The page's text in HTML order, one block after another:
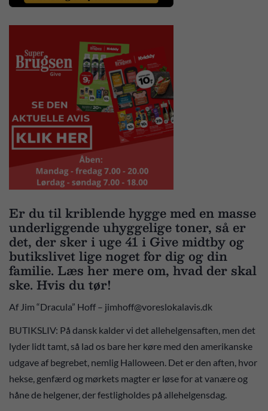
Er du til kriblende hygge med en masse
underliggende uhyggelige toner, så er
det, der sker i uge 41 i Give midtby og
butikslivet lige noget for dig og din
familie. Læs her mere om, hvad der skal
ske. Hvis du tør!
Af Jim “Dracula” Hoff – jimhoff@voreslokalavis.dk
BUTIKSLIV: På dansk kalder vi det allehelgensaften, men det
lyder lidt tamt, så lad os bare her køre med den amerikanske
udgave af begrebet, nemlig Halloween. Det er den aften, hvor
hekse, genfærd og mørkets magter er løse for at vanære og
håne de helgener, der festligholdes på allehelgensdag.